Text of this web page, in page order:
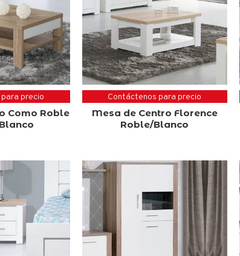
precio
Como Roble
Contáctenos para precio
Mesa de Centro Florence
Roble/Blanco